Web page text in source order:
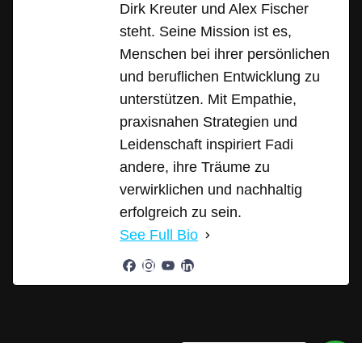
Dirk Kreuter und Alex Fischer
steht. Seine Mission ist es,
Menschen bei ihrer persönlichen
und beruflichen Entwicklung zu
unterstützen. Mit Empathie,
praxisnahen Strategien und
Leidenschaft inspiriert Fadi
andere, ihre Träume zu
verwirklichen und nachhaltig
erfolgreich zu sein.
See Full Bio